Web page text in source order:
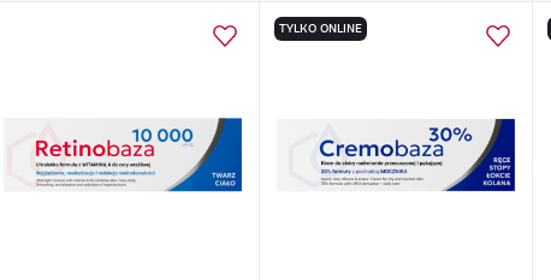
TYLKO ONLINE